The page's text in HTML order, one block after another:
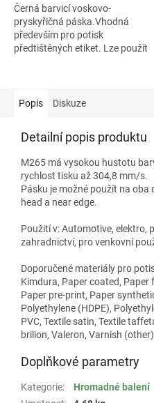
Černá barvicí voskovo-
pryskyřičná páska.Vhodná
především pro potisk
předtištěných etiket. Lze použít
Popis
Diskuze
Detailní popis produktu
M265 má vysokou hustotu
rychlost tisku až 304,8 mm/s.
Pásku je možné použít na
head a near edge.
Použití v: Automotive, elektro,
zahradnictví, pro venkovní
Doporučené materiály pro
Kimdura, Paper coated, Paper
Paper pre-print, Paper
Polyethylene (HDPE),
PVC, Textile satin, Textile
brilion, Valeron, Varnish
Doplňkové parametry
Kategorie:
Hromadné balení